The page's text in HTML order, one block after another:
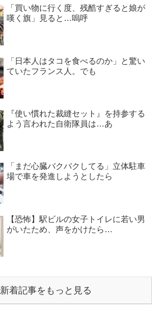
「買い物に行く度、残酷すぎると娘が
嘆く旗」見ると…嗚呼
「日本人はタコを食べるのか」と驚い
ていたフランス人。でも
『使い慣れた裁縫セット』を持参する
よう言われた自衛隊員は…あ
「まだ心臓バクバクしてる」立体駐車
場で車を発進しようとしたら
【恐怖】駅ビルの女子トイレに若い男
がいたため、声をかけたら…
新着記事をもっと見る